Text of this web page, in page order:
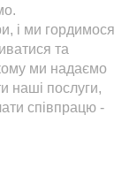
і ми гордимося
та
ми надаємо
наші послуги,
співпрацю -